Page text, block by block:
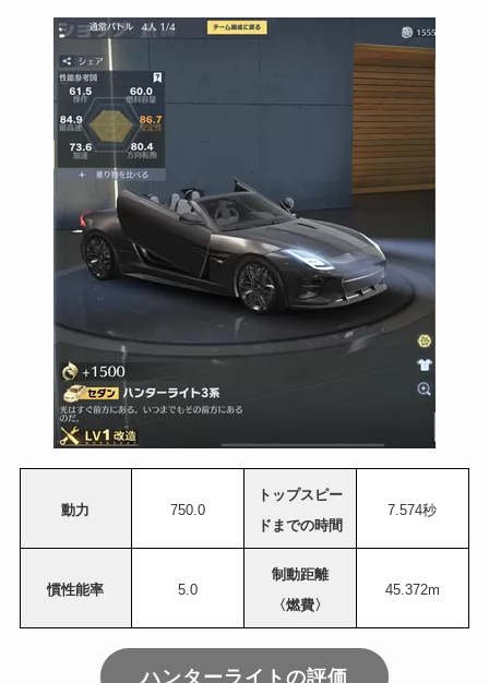
動力 750.0
トップスピー
ドまでの時間
7.574秒
慣性能率 5.0
制動距離
〈燃費〉
45.372m
ハンターライトの評価